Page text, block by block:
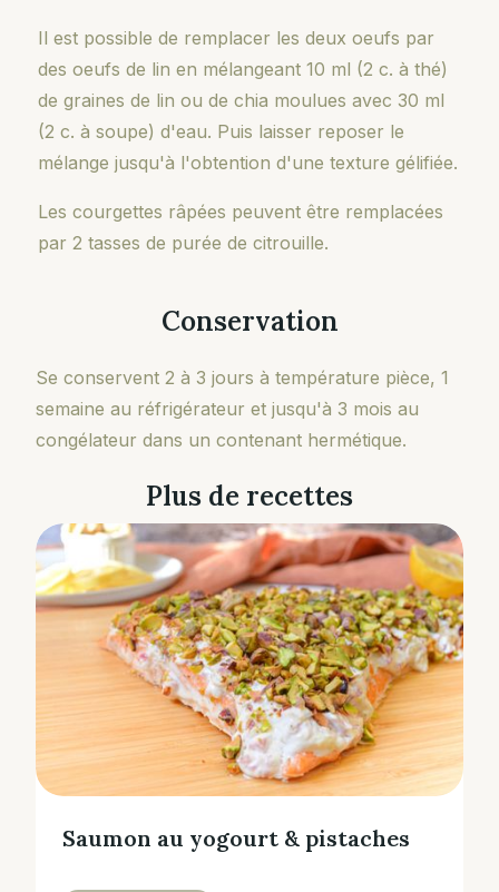
Il est possible de remplacer les deux oeufs par
des oeufs de lin en mélangeant 10 ml (2 c. à thé)
de graines de lin ou de chia moulues avec 30 ml
(2 c. à soupe) d'eau. Puis laisser reposer le
mélange jusqu'à l'obtention d'une texture gélifiée.
Les courgettes râpées peuvent être remplacées
par 2 tasses de purée de citrouille.
Conservation
Se conservent 2 à 3 jours à température pièce, 1
semaine au réfrigérateur et jusqu'à 3 mois au
congélateur dans un contenant hermétique.
Plus de recettes
Saumon au yogourt & pistaches